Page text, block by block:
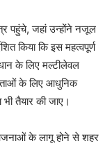
पहुंचे, जहां उन्होंने नजूल
किया कि इस महत्वपूर्ण
के लिए मल्टीलेवल
के लिए आधुनिक
तैयार की जाए।
के लागू होने से शहर